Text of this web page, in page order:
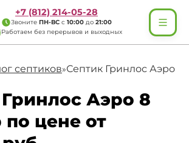
+7 (812) 214-05-28
Звоните ПН-ВС с 10:00 до 21:00
Работаем без перерывов и выходных
септиков»Септик Гринлос Аэро 8
Аэро 8
по цене от